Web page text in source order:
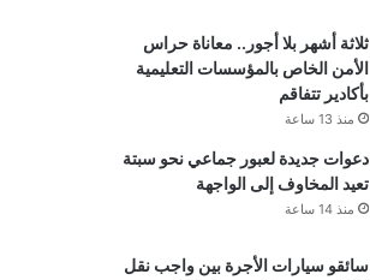
ثلاثة أشهر بلا أجور.. معاناة حراس
الأمن الخاص بالمؤسسات التعليمية
بأكادير تتفاقم
منذ 13 ساعة
دعوات جديدة لعبور جماعي نحو سبتة
تعيد المخاوف إلى الواجهة
منذ 14 ساعة
سائقو سيارات الأجرة بين واجب نقل